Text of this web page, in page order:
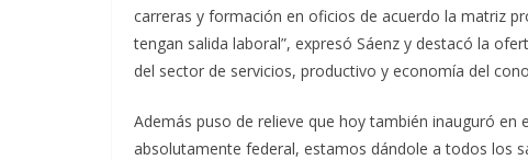
carreras y formación en oficios de acuerdo la matriz
tengan salida laboral”, expresó Sáenz y destacó la
del sector de servicios, productivo y economía del
Además puso de relieve que hoy también inauguró en
absolutamente federal, estamos dándole a todos los